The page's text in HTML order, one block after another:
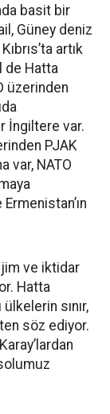
basit bir
Güney deniz
artık
de Hatta
üzerinden
İngiltere var.
PJAK
var, NATO
ve iktidar
Hatta
sınır,
söz ediyor.